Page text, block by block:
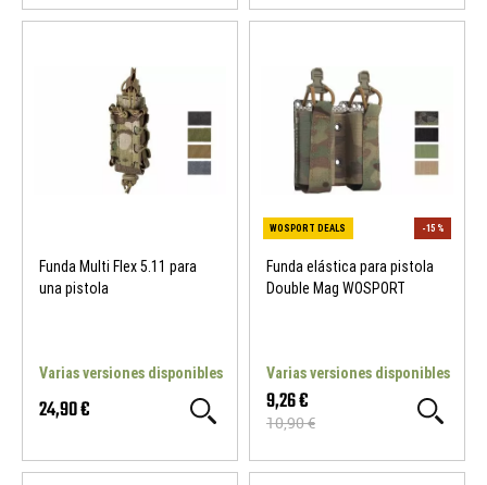
-15 % WOSPORT DEALS
Funda Multi Flex 5.11 para
una pistola
Varias versiones disponibles
24,90 €
Funda elástica para pistola
Double Mag WOSPORT
Varias versiones disponibles
9,26 €
10,90 €